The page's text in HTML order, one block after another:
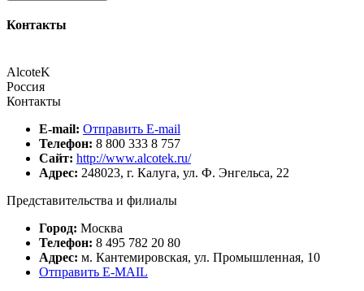
Контакты
AlcoteK
Россия
Контакты
E-mail: Отправить E-mail
Телефон: 8 800 333 8 757
Сайт: http://www.alcotek.ru/
Адрес: 248023, г. Калуга, ул. Ф. Энгельса, 22
Представительства и филиалы
Город: Москва
Телефон: 8 495 782 20 80
Адрес: м. Кантемировская, ул. Промышленная, 10
Отправить E-MAIL